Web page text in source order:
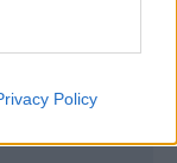
Policy
9 MAX